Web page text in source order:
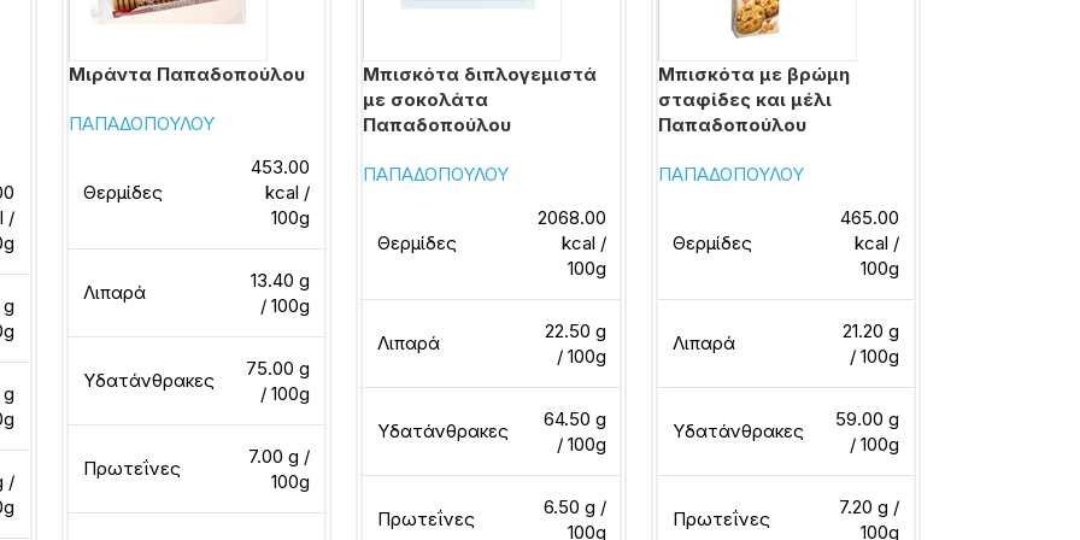
/
g
/
Μιράντα Παπαδοπούλου
ΠΑΠΑΔΟΠΟΥΛΟΥ
Θερμίδες
453.00
kcal /
100g
Λιπαρά
13.40 g
/ 100g
Υδατάνθρακες
75.00 g
/ 100g
Πρωτεΐνες
7.00 g /
100g
Μπισκότα διπλογεμιστά
με σοκολάτα
Παπαδοπούλου
ΠΑΠΑΔΟΠΟΥΛΟΥ
Θερμίδες
2068.00
kcal /
100g
Λιπαρά
22.50 g
/ 100g
Υδατάνθρακες
64.50 g
/ 100g
Πρωτεΐνες
6.50 g /
100g
Μπισκότα με βρώμη
σταφίδες και μέλι
Παπαδοπούλου
ΠΑΠΑΔΟΠΟΥΛΟΥ
Θερμίδες
465.00
kcal /
100g
Λιπαρά
21.20 g
/ 100g
Υδατάνθρακες
59.00 g
/ 100g
Πρωτεΐνες
7.20 g /
100g